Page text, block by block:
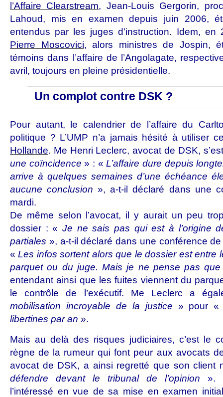
l’Affaire Clearstream, Jean-Louis Gergorin,
Lahoud, mis en examen depuis juin 2006,
entendus par les juges d’instruction. Idem, en
Pierre Moscovici, alors ministres de Jospin,
témoins dans l’affaire de l’Angolagate,
avril, toujours en pleine présidentielle.
Un complot contre DSK ?
Pour autant, le calendrier de l’affaire du
politique ? L’UMP n’a jamais hésité à utiliser
Hollande. Me Henri Leclerc, avocat de DSK,
une coïncidence» : «L’affaire dure depuis
arrive à quelques semaines d’une échéance
aucune conclusion », a-t-il déclaré dans une
mardi.
De même selon l’avocat, il y aurait un peu
dossier : « Je ne sais pas qui est à l’origine
partiales », a-t-il déclaré dans une conférence
«Les infos sortent alors que le dossier est entre
parquet ou du juge. Mais je ne pense pas
entendant ainsi que les fuites viennent du
le contrôle de l’exécutif. Me Leclerc a
mobilisation incroyable de la justice » pour
libertines par an ».
Mais au delà des risques judiciaires, c’est le
règne de la rumeur qui font peur aux avocats
avocat de DSK, a ainsi regretté que son client
défendre devant le tribunal de l’opinion ».
l’intéressé en vue de sa mise en examen